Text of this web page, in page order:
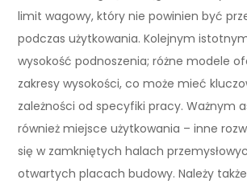
limit wagowy, który nie powinien być
podczas użytkowania. Kolejnym
wysokość podnoszenia; różne modele
zakresy wysokości, co może mieć
zależności od specyfiki pracy. Ważnym
również miejsce użytkowania – inne
się w zamkniętych halach
otwartych placach budowy. Należy